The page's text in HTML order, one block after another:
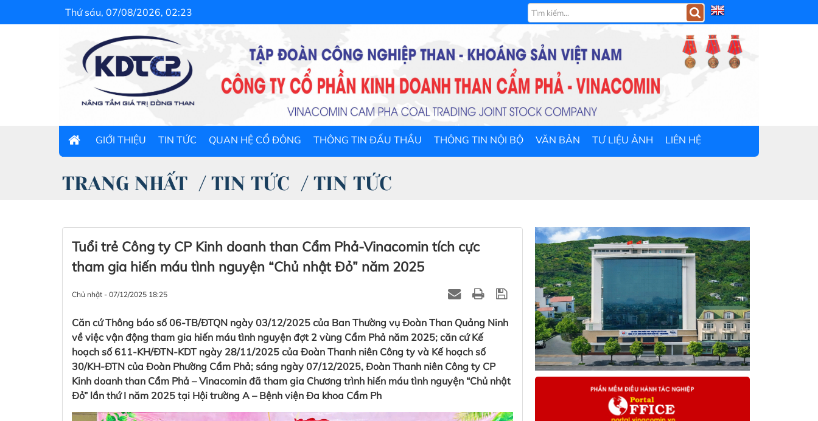
Thứ sáu, 07/08/2026, 02:23
GIỚI THIỆU TIN TỨC QUAN HỆ CỔ ĐÔNG THÔNG TIN ĐẤU THẦU THÔNG TIN NỘI BỘ VĂN BẢN TƯ LIỆU ẢNH LIÊN HỆ
TRANG NHẤT / TIN TỨC / TIN TỨC
Tuổi trẻ Công ty CP Kinh doanh than Cẩm Phả-Vinacomin tích cực
tham gia hiến máu tình nguyện “Chủ nhật Đỏ” năm 2025
Chủ nhật - 07/12/2025 18:25
Căn cứ Thông báo số 06-TB/ĐTQN ngày 03/12/2025 của Ban Thường vụ Đoàn Than Quảng Ninh
về việc vận động tham gia hiến máu tình nguyện đợt 2 vùng Cẩm Phả năm 2025; căn cứ Kế
hoạch số 611-KH/ĐTN-KDT ngày 28/11/2025 của Đoàn Thanh niên Công ty và Kế hoạch số
30/KH-ĐTN của Đoàn Phường Cẩm Phả; sáng ngày 07/12/2025, Đoàn Thanh niên Công ty CP
Kinh doanh than Cẩm Phả – Vinacomin đã tham gia Chương trình hiến máu tình nguyện “Chủ nhật
Đỏ” lần thứ I năm 2025 tại Hội trường A – Bệnh viện Đa khoa Cẩm Ph